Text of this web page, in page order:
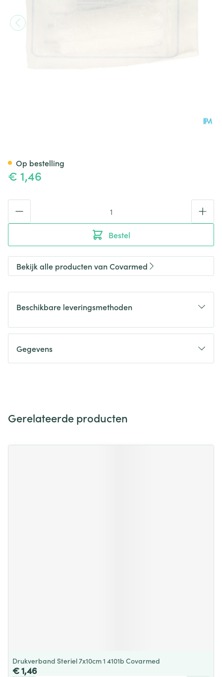
€ 1,46
Bestel
Op bestelling
Bekijk alle producten van Covarmed
Beschikbare leveringsmethoden
Gegevens
Gerelateerde producten
Drukverband Steriel 7x10cm 1 4101b Covarmed
€ 1,46